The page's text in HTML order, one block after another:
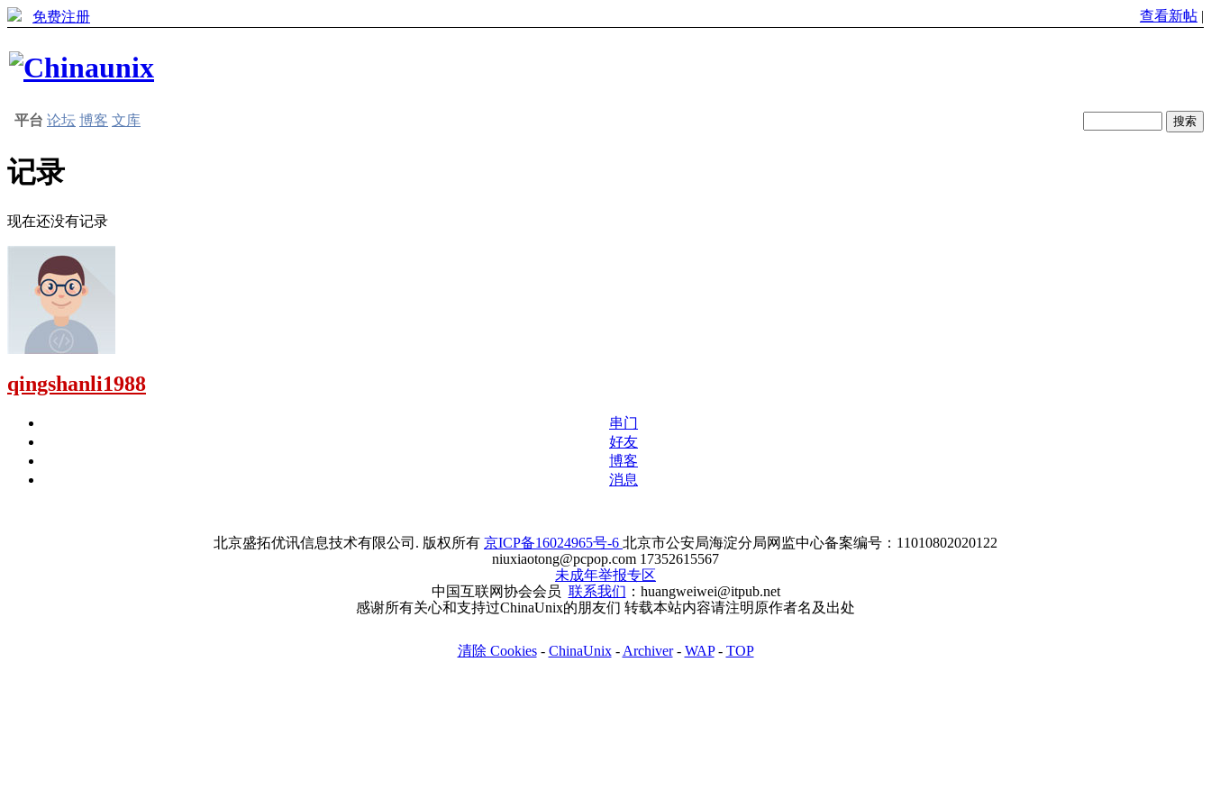
免费注册 查看新帖 |
平台 论坛 博客 文库
记录
现在还没有记录
qingshanli1988
串门
好友
博客
消息
北京盛拓优讯信息技术有限公司. 版权所有 京ICP备16024965号-6 北京市公安局海淀分局网监中心备案编号：11010802020122
niuxiaotong@pcpop.com 17352615567
未成年举报专区
中国互联网协会会员 联系我们 ：huangweiwei@itpub.net
感谢所有关心和支持过ChinaUnix的朋友们 转载本站内容请注明原作者名及出处
清除 Cookies- ChinaUnix- Archiver- WAP- TOP